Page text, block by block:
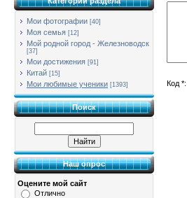
Мои фотографии [40]
Моя семья [12]
Мой родной город - Железноводск
[37]
Мои достижения [91]
Китай [15]
Мои любимые ученики [1393]
Поиск
Наш опрос
Оцените мой сайт
Отлично
Код *: